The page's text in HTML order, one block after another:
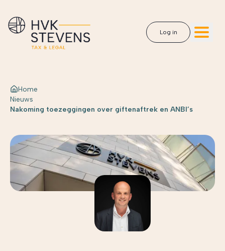
Log in
Home
Nieuws
Nakoming toezeggingen over giftenaftrek en ANBI’s